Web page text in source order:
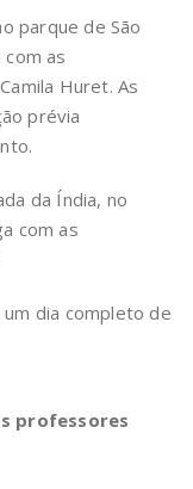
parque de São
com as
Huret. As
prévia
da Índia, no
com as
dia completo de
professores